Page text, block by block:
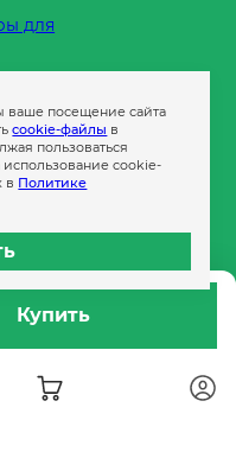
Купить
для
ваше посещение сайта
cookie-файлы в
пользоваться
cookie-
в Политике